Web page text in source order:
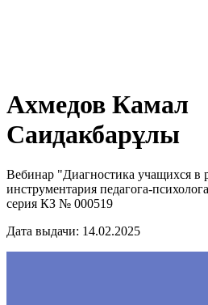
Ахмедов Камал
Саидакбарұлы
Вебинар "Диагностика учащихся в
инструментария педагога-
серия КЗ № 000519
Дата выдачи: 14.02.2025